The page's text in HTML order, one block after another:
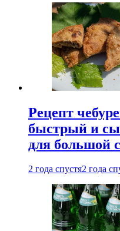
Рецепт
быстрый и
для большой
2 года спустя2 года